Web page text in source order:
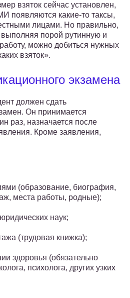
взяток сейчас установлен,
появляются какие-то таксы,
лицами. Но правильно,
порой рутинную и
можно добиться нужных
взяток».
экзамена
должен сдать
Он принимается
раз, назначается после
Кроме заявления,
(образование, биография,
места работы, родные);
наук;
(трудовая книжка);
здоровья (обязательно
психолога, других узких